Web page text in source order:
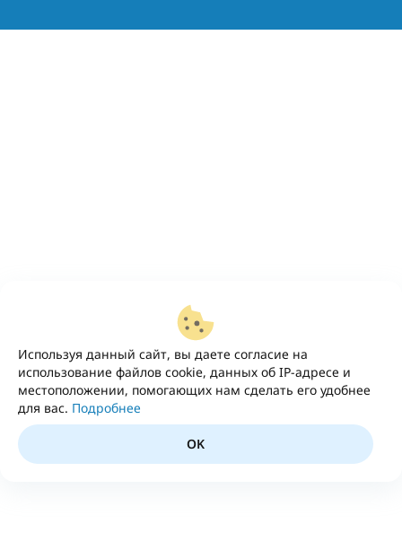
Используя данный сайт, вы даете согласие на
использование файлов cookie, данных об IP-адресе и
местоположении, помогающих нам сделать его удобнее
для вас. Подробнее
OK